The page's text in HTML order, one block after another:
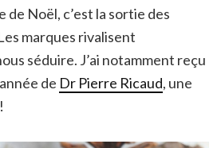
de Noël, c’est la sortie des
marques rivalisent
séduire. J’ai notamment reçu
de Dr Pierre Ricaud, une